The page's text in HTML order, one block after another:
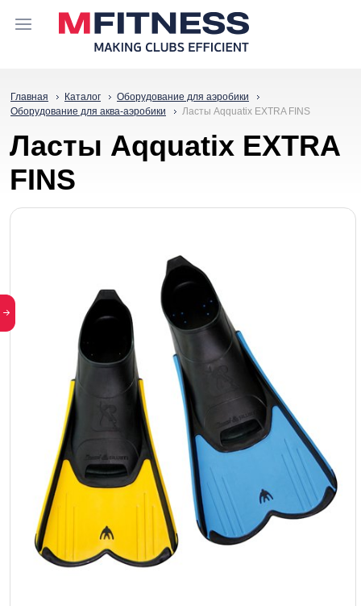
Главная Каталог
Оборудование для аэробики
Оборудование для аква-аэробики
Ласты Aqquatix EXTRA FINS
Ласты Aqquatix EXTRA
FINS